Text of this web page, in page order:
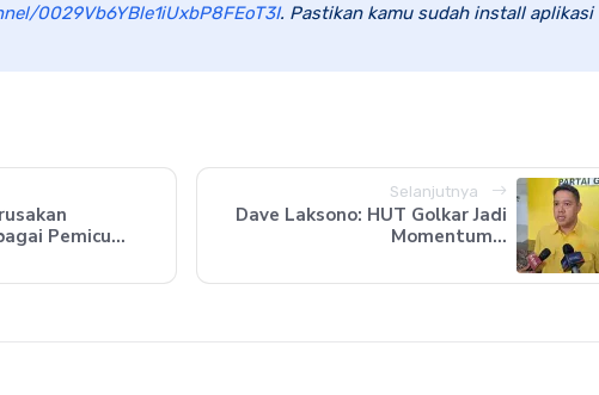
0029Vb6YBle1iUxbP8FEoT3I. Pastikan kamu sudah install aplikasi
Pemicu...
Selanjutnya
Dave Laksono: HUT Golkar Jadi
Momentum...